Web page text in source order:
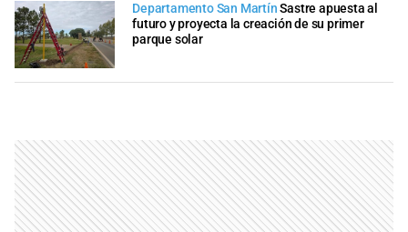
Departamento San Martín Sastre apuesta al
futuro y proyecta la creación de su primer
parque solar